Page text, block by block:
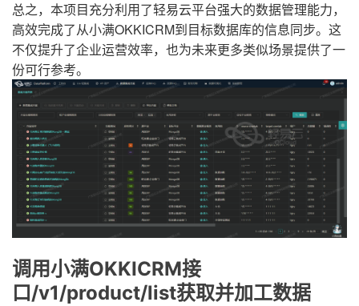
总之，本项目充分利用了轻易云平台强大的数据管理能力，
高效完成了从小满OKKICRM到目标数据库的信息同步。这
不仅提升了企业运营效率，也为未来更多类似场景提供了一
份可行参考。
调用小满OKKICRM接
口/v1/product/list获取并加工数据